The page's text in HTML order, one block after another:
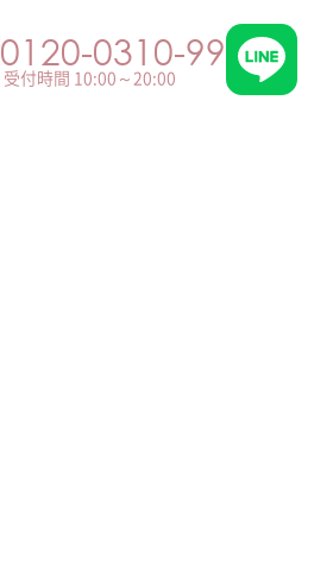
0120-0310-99
受付時間 10:00～20:00